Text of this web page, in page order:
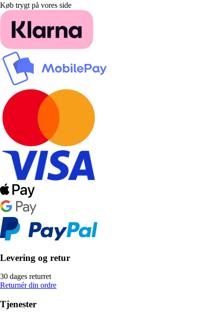
Køb trygt på vores side
Levering og retur
30 dages returret
Returnér din ordre
Tjenester